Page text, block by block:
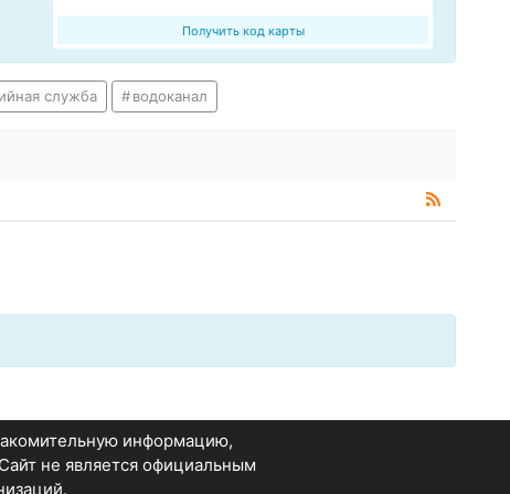
Получить код карты
служба водоканал
информацию,
не является официальным